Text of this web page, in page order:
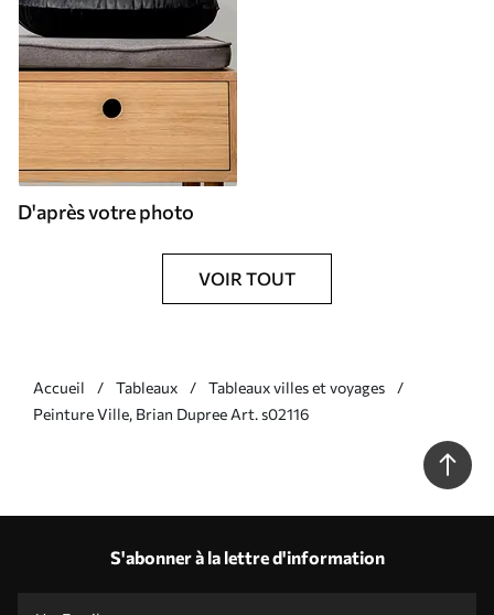
D'après votre photo
VOIR TOUT
Accueil Tableaux
Tableaux villes et voyages
Peinture Ville, Brian Dupree Art. s02116
S'abonner à la lettre d'information